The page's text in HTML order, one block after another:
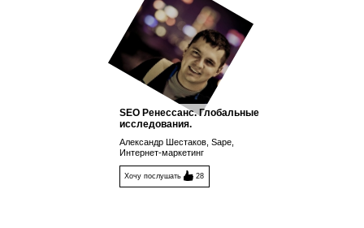
SEO Ренессанс. Глобальные
исследования.
Александр Шестаков, Sape,
Интернет-маркетинг
Хочу послушать 28